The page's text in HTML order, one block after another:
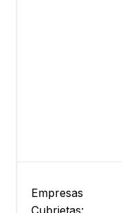
Empresas